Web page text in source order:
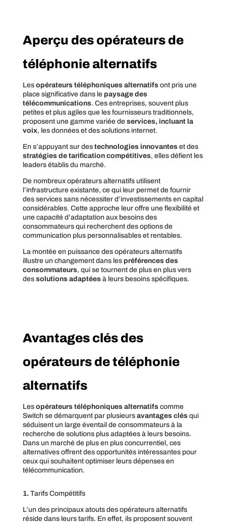
Aperçu des opérateurs de
téléphonie alternatifs
Les opérateurs téléphoniques alternatifsont pris une
place significative dans le paysage des
télécommunications. Ces entreprises, souvent plus
petites et plus agiles que les fournisseurs traditionnels,
proposent une gamme variée de services, incluant la
voix, les données et des solutions internet.
En s’appuyant sur des technologies innovanteset des
stratégies de tarification compétitives, elles défient les
leaders établis du marché.
De nombreux opérateurs alternatifs utilisent
l’infrastructure existante, ce qui leur permet de fournir
des services sans nécessiter d’investissements en capital
considérables. Cette approche leur offre une flexibilité et
une capacité d’adaptation aux besoins des
consommateurs qui recherchent des options de
communication plus personnalisables et rentables.
La montée en puissance des opérateurs alternatifs
illustre un changement dans les préférences des
consommateurs, qui se tournent de plus en plus vers
des solutions adaptéesà leurs besoins spécifiques.
Avantages clés des
opérateurs de téléphonie
alternatifs
Les opérateurs téléphoniques alternatifscomme
Switch se démarquent par plusieurs avantages clésqui
séduisent un large éventail de consommateurs à la
recherche de solutions plus adaptées à leurs besoins.
Dans un marché de plus en plus concurrentiel, ces
alternatives offrent des opportunités intéressantes pour
ceux qui souhaitent optimiser leurs dépenses en
télécommunication.
1. Tarifs Compétitifs
L’un des principaux atouts des opérateurs alternatifs
réside dans leurs tarifs. En effet, ils proposent souvent